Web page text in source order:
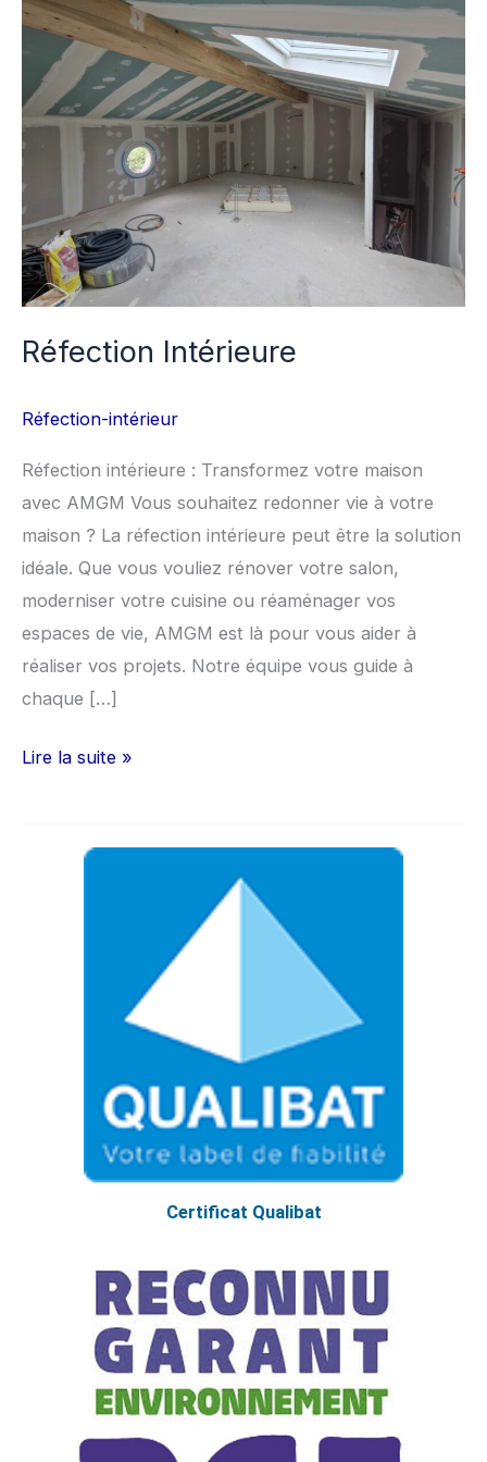
Réfection Intérieure
Réfection-intérieur
Réfection intérieure : Transformez votre maison
avec AMGM Vous souhaitez redonner vie à votre
maison ? La réfection intérieure peut être la solution
idéale. Que vous vouliez rénover votre salon,
moderniser votre cuisine ou réaménager vos
espaces de vie, AMGM est là pour vous aider à
réaliser vos projets. Notre équipe vous guide à
chaque […]
Intérieure
Lire la suite »
Certificat Qualibat